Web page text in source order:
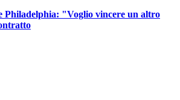
Philadelphia: "Voglio vincere un altro